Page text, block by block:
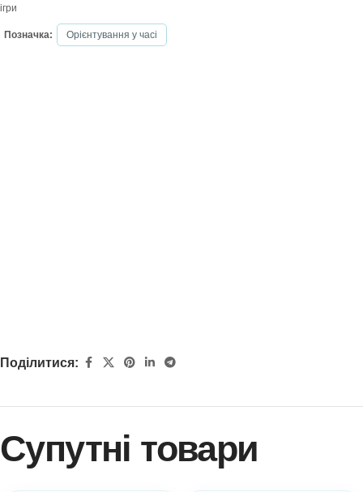
ігри
Позначка: Орієнтування у часі
Поділитися:
Супутні товари